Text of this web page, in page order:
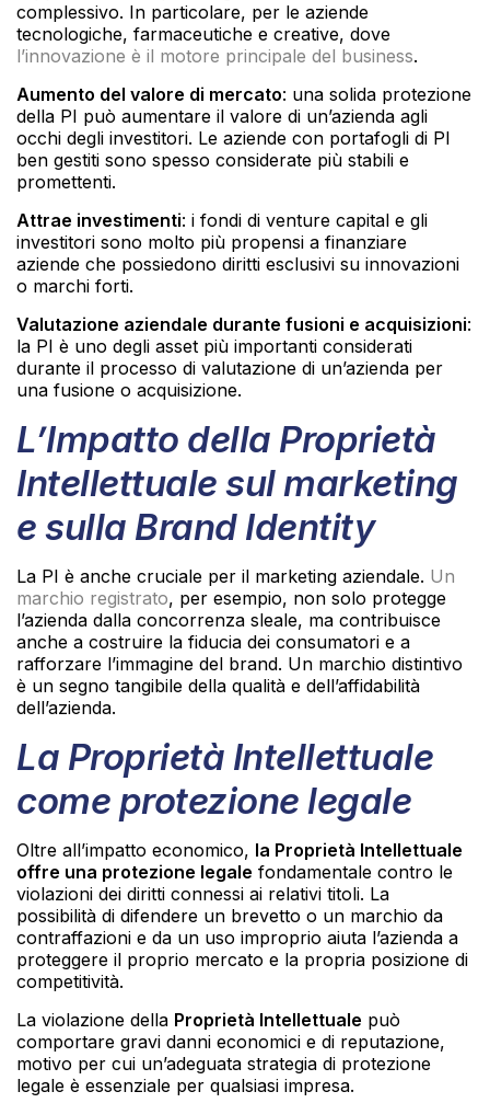
complessivo. In particolare, per le aziende
tecnologiche, farmaceutiche e creative, dove
l’innovazione è il motore principale del business.
Aumento del valore di mercato: una solida protezione
della PI può aumentare il valore di un’azienda agli
occhi degli investitori. Le aziende con portafogli di PI
ben gestiti sono spesso considerate più stabili e
promettenti.
Attrae investimenti: i fondi di venture capital e gli
investitori sono molto più propensi a finanziare
aziende che possiedono diritti esclusivi su innovazioni
o marchi forti.
Valutazione aziendale durante fusioni e acquisizioni:
la PI è uno degli asset più importanti considerati
durante il processo di valutazione di un’azienda per
una fusione o acquisizione.
L’Impatto della Proprietà
Intellettuale sul marketing
e sulla Brand Identity
La PI è anche cruciale per il marketing aziendale. Un
marchio registrato, per esempio, non solo protegge
l’azienda dalla concorrenza sleale, ma contribuisce
anche a costruire la fiducia dei consumatori e a
rafforzare l’immagine del brand. Un marchio distintivo
è un segno tangibile della qualità e dell’affidabilità
dell’azienda.
La Proprietà Intellettuale
come protezione legale
Oltre all’impatto economico, la Proprietà Intellettuale
offre una protezione legale fondamentale contro le
violazioni dei diritti connessi ai relativi titoli. La
possibilità di difendere un brevetto o un marchio da
contraffazioni e da un uso improprio aiuta l’azienda a
proteggere il proprio mercato e la propria posizione di
competitività.
La violazione della Proprietà Intellettuale può
comportare gravi danni economici e di reputazione,
motivo per cui un’adeguata strategia di protezione
legale è essenziale per qualsiasi impresa.